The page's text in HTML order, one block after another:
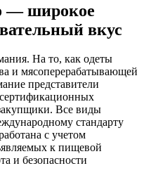
— широкое
вкус
На то, как одеты
и мясоперерабатывающей
представители
Все виды
стандарту
с учетом
к пищевой
и безопасности